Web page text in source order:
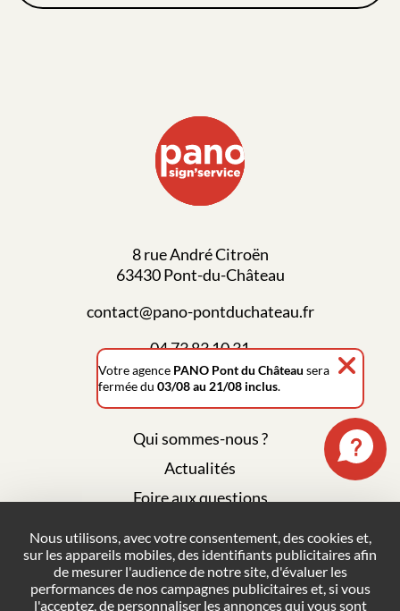
8 rue André Citroën
63430 Pont-du-Château
contact@pano-pontduchateau.fr
04 73 83 10 31
Qui sommes-nous ?
Actualités
Foire aux questions
Plan du site
Politique de confidentialité
Votre agence PANO Pont du Château sera
fermée du 03/08 au 21/08 inclus.
Nous utilisons, avec votre consentement, des cookies et,
sur les appareils mobiles, des identifiants publicitaires afin
de mesurer l'audience de notre site, d'évaluer les
performances de nos campagnes publicitaires et, si vous
l'acceptez, de personnaliser les annonces qui vous sont